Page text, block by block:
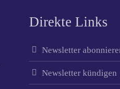
Direkte Links
Newsletter
Newsletter kündigen